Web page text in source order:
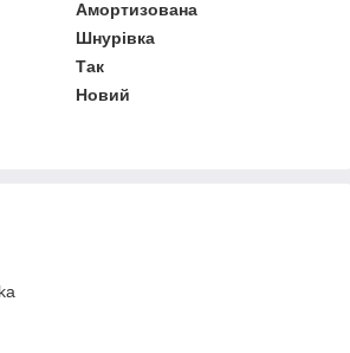
Амортизована
Шнурівка
Так
Новий